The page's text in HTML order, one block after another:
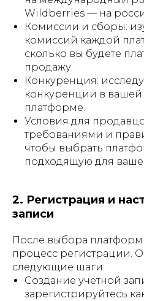
Wildberries — на
Комиссии и сборы:
комиссий каждой
сколько вы будете
продажу.
Конкуренция:
конкуренции в
платформе.
Условия для
требованиями и
чтобы выбрать
подходящую для
2. Регистрация и
записи
После выбора
процесс регистрации.
следующие шаги:
Создание учетной
зарегистрируйтесь